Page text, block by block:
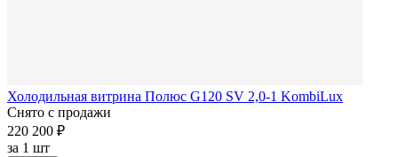
Холодильная витрина Полюс G120 SV 2,0-1 KombiLux
Снято с продажи
220 200 ₽
за 1 шт